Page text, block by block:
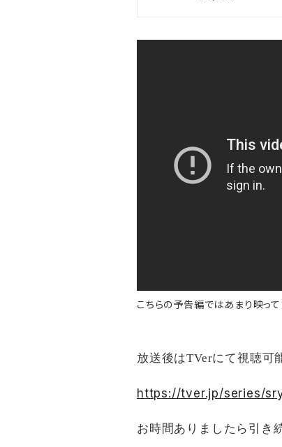
こちらの予告編ではあまり映っ
放送後はTVerにて視聴可
https://tver.jp/series/
お時間ありましたら引き